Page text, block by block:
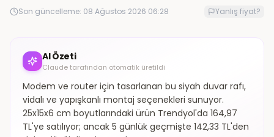
Son güncelleme: 08 Ağustos 2026 06:28 Yanlış fiyat?
AI Özeti
Claude tarafından otomatik üretildi
Modem ve router için tasarlanan bu siyah duvar rafı,
vidalı ve yapışkanlı montaj seçenekleri sunuyor.
25x15x6 cm boyutlarındaki ürün Trendyol'da 164,97
TL'ye satılıyor; ancak 5 günlük geçmişte 142,33 TL'den